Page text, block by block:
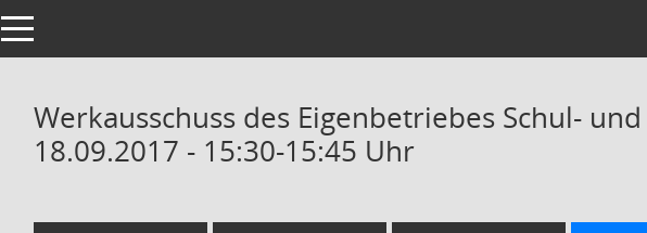
Toggle navigation
Werkausschuss des Eigenbetriebes Schul-
18.09.2017 - 15:30-15:45 Uhr